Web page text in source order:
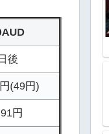
後
(49円)
円